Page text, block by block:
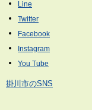
掛川市のSNS